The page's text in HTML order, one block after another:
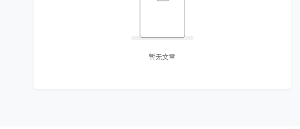
暂无文章